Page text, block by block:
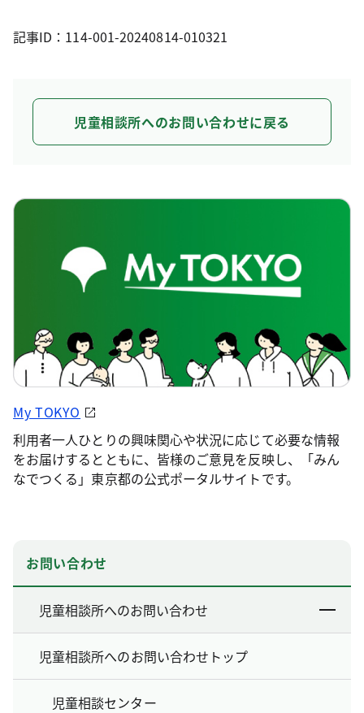
記事ID：114-001-20240814-010321
児童相談所へのお問い合わせに戻る
My TOKYO
利用者一人ひとりの興味関心や状況に応じて必要な情報
をお届けするとともに、皆様のご意見を反映し、「みん
なでつくる」東京都の公式ポータルサイトです。
お問い合わせ
児童相談所へのお問い合わせ
児童相談所へのお問い合わせトップ
児童相談センター